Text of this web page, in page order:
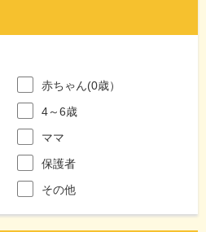
赤ちゃん(0歳）
4～6歳
ママ
保護者
その他